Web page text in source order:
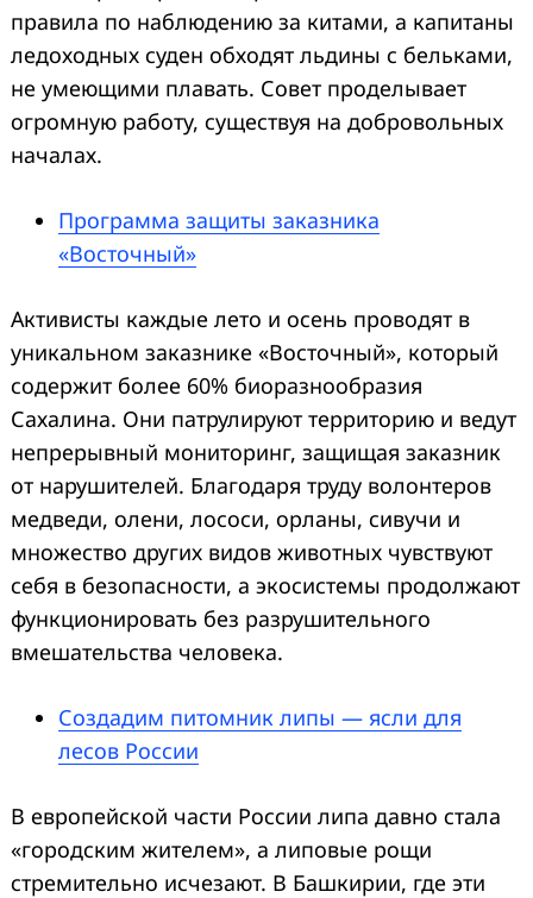
правила по наблюдению за китами, а капитаны
ледоходных суден обходят льдины с бельками,
не умеющими плавать. Совет проделывает
огромную работу, существуя на добровольных
началах.
Программа защиты заказника
«Восточный»
Активисты каждые лето и осень проводят в
уникальном заказнике «Восточный», который
содержит более 60% биоразнообразия
Сахалина. Они патрулируют территорию и ведут
непрерывный мониторинг, защищая заказник
от нарушителей. Благодаря труду волонтеров
медведи, олени, лососи, орланы, сивучи и
множество других видов животных чувствуют
себя в безопасности, а экосистемы продолжают
функционировать без разрушительного
вмешательства человека.
Создадим питомник липы — ясли для
лесов России
В европейской части России липа давно стала
«городским жителем», а липовые рощи
стремительно исчезают. В Башкирии, где эти